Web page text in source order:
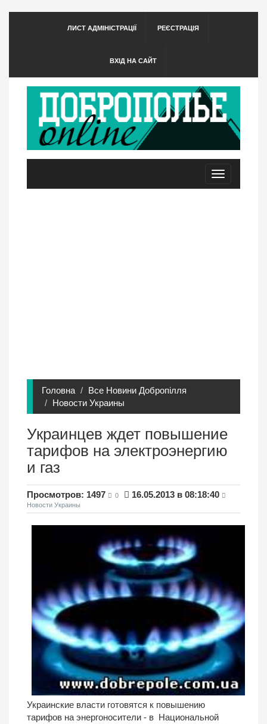
ЛИСТ АДМІНІСТРАЦІЇ РЕЄСТРАЦІЯ
ВХІД НА САЙТ
Toggle
navigation
Головна
Все Новини Добропілля
Новости Украины
Украинцев ждет повышение
тарифов на электроэнергию
и газ
Просмотров: 1497 0 16.05.2013 в 08:18:40
Новости Украины
Украинские власти готовятся к повышению
тарифов на энергоносители - в Национальной